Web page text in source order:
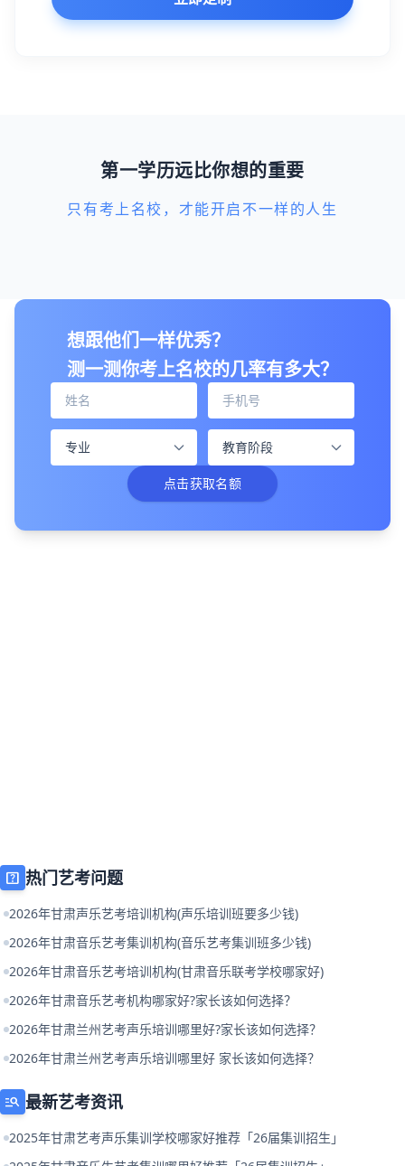
第一学历远比你想的重要
只有考上名校，才能开启不一样的人生
想跟他们一样优秀？
测一测你考上名校的几率有多大？
点击获取名额
help_center 热门艺考问题
2026年甘肃声乐艺考培训机构(声乐培训班要多少钱)
2026年甘肃音乐艺考集训机构(音乐艺考集训班多少钱)
2026年甘肃音乐艺考培训机构(甘肃音乐联考学校哪家好)
2026年甘肃音乐艺考机构哪家好?家长该如何选择？
2026年甘肃兰州艺考声乐培训哪里好?家长该如何选择？
2026年甘肃兰州艺考声乐培训哪里好 家长该如何选择？
manage_search 最新艺考资讯
2025年甘肃艺考声乐集训学校哪家好推荐「26届集训招生」